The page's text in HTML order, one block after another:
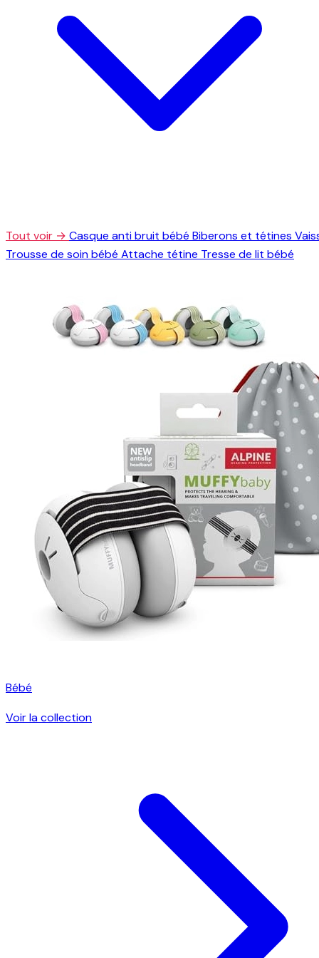
Tout voir → Casque anti bruit bébé Biberons et tétines
Trousse de soin bébé Attache tétine Tresse de lit bébé
Bébé
Voir la collection